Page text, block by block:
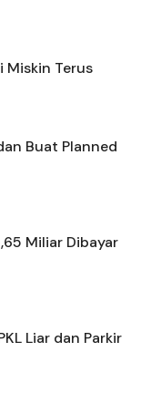
Miskin Terus
Buat Planned
Miliar Dibayar
Liar dan Parkir